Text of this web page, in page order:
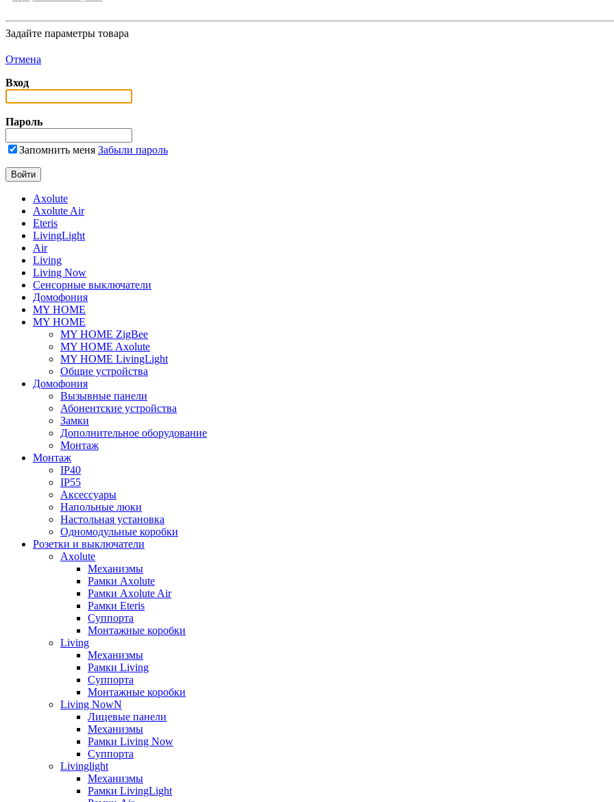
Задайте параметры товара
Отмена
Вход
Пароль
Запомнить меня Забыли пароль
Axolute
Axolute Air
Eteris
LivingLight
Air
Living
Living Now
Сенсорные выключатели
Домофония
MY HOME
MY HOME
MY HOME ZigBee
MY HOME Axolute
MY HOME LivingLight
Общие устройства
Домофония
Вызывные панели
Абонентские устройства
Замки
Дополнительное оборудование
Монтаж
Монтаж
IP40
IP55
Аксессуары
Напольные люки
Настольная установка
Одномодульные коробки
Розетки и выключатели
Axolute
Механизмы
Рамки Axolute
Рамки Axolute Air
Рамки Eteris
Суппорта
Монтажные коробки
Living
Механизмы
Рамки Living
Суппорта
Монтажные коробки
Living NowN
Лицевые панели
Механизмы
Рамки Living Now
Суппорта
Livinglight
Механизмы
Рамки LivingLight